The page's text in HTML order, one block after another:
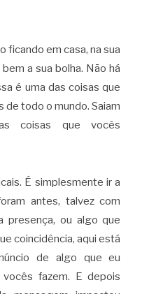
ficando em casa, na sua
a sua bolha. Não há
é uma das coisas que
de todo o mundo. Saiam
coisas que vocês
É simplesmente ir a
antes, talvez com
presença, ou algo que
coincidência, aqui está
de algo que eu
fazem. E depois